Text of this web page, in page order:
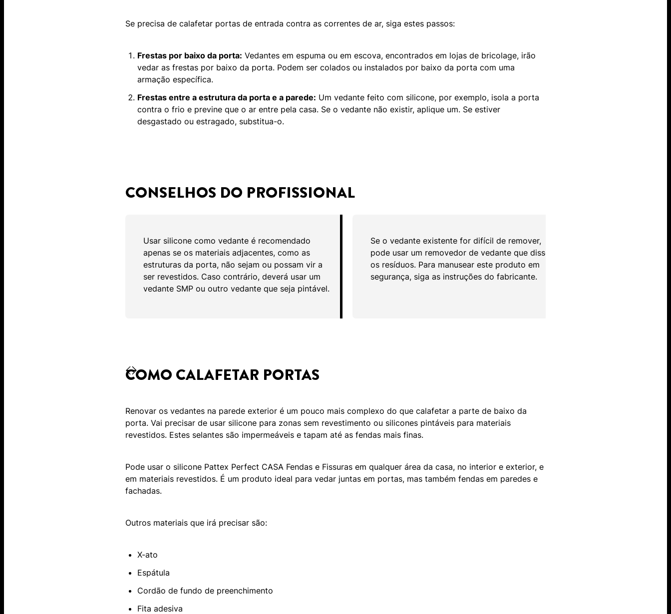
Se precisa de calafetar portas de entrada contra as correntes de ar, siga estes passos:
Frestas por baixo da porta: Vedantes em espuma ou em escova, encontrados em lojas de bricolage, irão
vedar as frestas por baixo da porta. Podem ser colados ou instalados por baixo da porta com uma
armação específica.
Frestas entre a estrutura da porta e a parede: Um vedante feito com silicone, por exemplo, isola a porta
contra o frio e previne que o ar entre pela casa. Se o vedante não existir, aplique um. Se estiver
desgastado ou estragado, substitua-o.
CONSELHOS DO PROFISSIONAL
Usar silicone como vedante é recomendado
apenas se os materiais adjacentes, como as
estruturas da porta, não sejam ou possam vir a
ser revestidos. Caso contrário, deverá usar um
vedante SMP ou outro vedante que seja pintável.
Se o vedante existente for difícil de remover,
pode usar um removedor de vedante que dissolve
os resíduos. Para manusear este produto em
segurança, siga as instruções do fabricante.
COMO CALAFETAR PORTAS
Renovar os vedantes na parede exterior é um pouco mais complexo do que calafetar a parte de baixo da
porta. Vai precisar de usar silicone para zonas sem revestimento ou silicones pintáveis para materiais
revestidos. Estes selantes são impermeáveis e tapam até as fendas mais finas.
Pode usar o silicone Pattex Perfect CASA Fendas e Fissuras em qualquer área da casa, no interior e exterior, e
em materiais revestidos. É um produto ideal para vedar juntas em portas, mas também fendas em paredes e
fachadas.
Outros materiais que irá precisar são:
X-ato
Espátula
Cordão de fundo de preenchimento
Fita adesiva